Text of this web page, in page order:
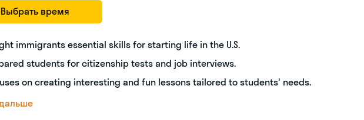
Выбрать время
immigrants essential skills for starting life in the U.S.
students for citizenship tests and job interviews.
on creating interesting and fun lessons tailored to students' needs.